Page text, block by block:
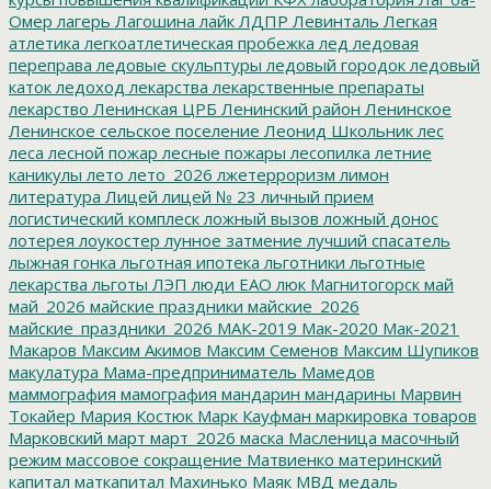
Омер лагерь Лагошина лайк ЛДПР Левинталь Легкая
атлетика легкоатлетическая пробежка лед ледовая
переправа ледовые скульптуры ледовый городок ледовый
каток ледоход лекарства лекарственные препараты
лекарство Ленинская ЦРБ Ленинский район Ленинское
Ленинское сельское поселение Леонид Школьник лес
леса лесной пожар лесные пожары лесопилка летние
каникулы лето лето_2026 лжетерроризм лимон
литература Лицей лицей № 23 личный прием
логистический комплеск ложный вызов ложный донос
лотерея лоукостер лунное затмение лучший спасатель
лыжная гонка льготная ипотека льготники льготные
лекарства льготы ЛЭП люди ЕАО люк Магнитогорск май
май_2026 майские праздники майские_2026
майские_праздники_2026 МАК-2019 Мак-2020 Мак-2021
Макаров Максим Акимов Максим Семенов Максим Шупиков
макулатура Мама-предприниматель Мамедов
маммография мамография мандарин мандарины Марвин
Токайер Мария Костюк Марк Кауфман маркировка товаров
Марковский март март_2026 маска Масленица масочный
режим массовое сокращение Матвиенко материнский
капитал маткапитал Махинько Маяк МВД медаль